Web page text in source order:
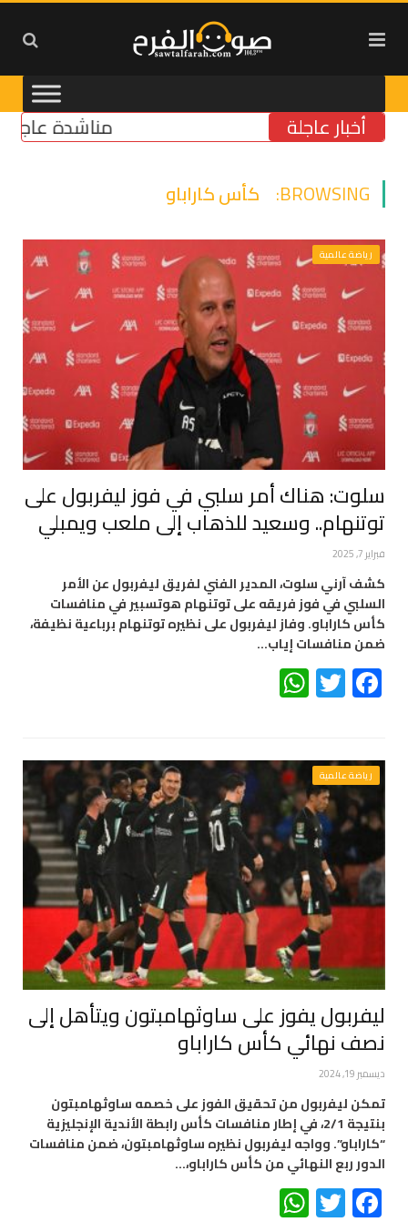
أخبار عاجلة مناشدة عاجلة
BROWSING: كأس كاراباو
رياضة عالمية
سلوت: هناك أمر سلبي في فوز ليفربول على
توتنهام.. وسعيد للذهاب إلى ملعب ويمبلي
فبراير 7, 2025
كشف آرني سلوت، المدير الفني لفريق ليفربول عن الأمر
السلبي في فوز فريقه على توتنهام هوتسبير في منافسات
كأس كاراباو. وفاز ليفربول على نظيره توتنهام برباعية نظيفة،
ضمن منافسات إياب…
Facebook
Twitter
رياضة عالمية
ليفربول يفوز على ساوثهامبتون ويتأهل إلى
نصف نهائي كأس كاراباو
ديسمبر 19, 2024
تمكن ليفربول من تحقيق الفوز على خصمه ساوثهامبتون
بنتيجة 2/1، في إطار منافسات كأس رابطة الأندية الإنجليزية
“كاراباو”. وواجه ليفربول نظيره ساوثهامبتون، ضمن منافسات
الدور ربع النهائي من كأس كاراباو،…
Facebook
Twitter